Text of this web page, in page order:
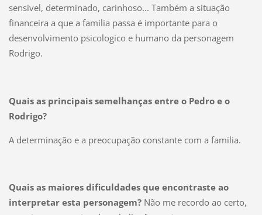
sensivel, determinado, carinhoso... Também a situação
financeira a que a familia passa é importante para o
desenvolvimento psicologico e humano da personagem
Rodrigo.
Quais as principais semelhanças entre o Pedro e o
Rodrigo?
A determinação e a preocupação constante com a familia.
Quais as maiores dificuldades que encontraste ao
interpretar esta personagem?Não me recordo ao certo,